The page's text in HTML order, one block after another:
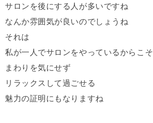
サロンを後にする人が多いですね
なんか雰囲気が良いのでしょうね
それは
私が一人でサロンをやっているからこそ
まわりを気にせず
リラックスして過ごせる
魅力の証明にもなりますね